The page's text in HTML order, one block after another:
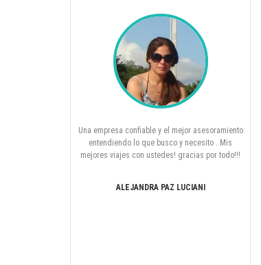
Una empresa confiable y el mejor asesoramiento
entendiendo lo que busco y necesito . Mis
mejores viajes con ustedes! gracias por todo!!!
ALEJANDRA PAZ LUCIANI